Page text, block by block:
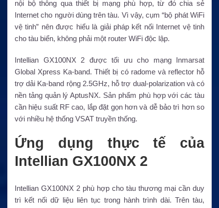
nội bộ thông qua thiết bị mạng phù hợp, từ đó chia sẻ
Internet cho người dùng trên tàu. Vì vậy, cụm “bộ phát WiFi
vệ tinh” nên được hiểu là giải pháp kết nối Internet vệ tinh
cho tàu biển, không phải một router WiFi độc lập.
Intellian GX100NX 2 được tối ưu cho mạng Inmarsat
Global Xpress Ka-band. Thiết bị có radome và reflector hỗ
trợ dải Ka-band rộng 2.5GHz, hỗ trợ dual-polarization và có
nền tảng quản lý AptusNX. Sản phẩm phù hợp với các tàu
cần hiệu suất RF cao, lắp đặt gọn hơn và dễ bảo trì hơn so
với nhiều hệ thống VSAT truyền thống.
Ứng dụng thực tế của
Intellian GX100NX 2
Intellian GX100NX 2 phù hợp cho tàu thương mại cần duy
trì kết nối dữ liệu liên tục trong hành trình dài. Trên tàu,